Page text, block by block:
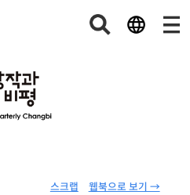
웹북으로 보기 →
스크랩